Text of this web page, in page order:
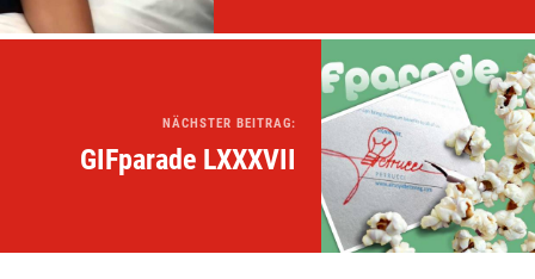
NÄCHSTER BEITRAG:
GIFparade LXXXVII